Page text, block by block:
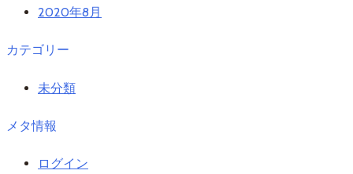
2020年8月
カテゴリー
未分類
メタ情報
ログイン